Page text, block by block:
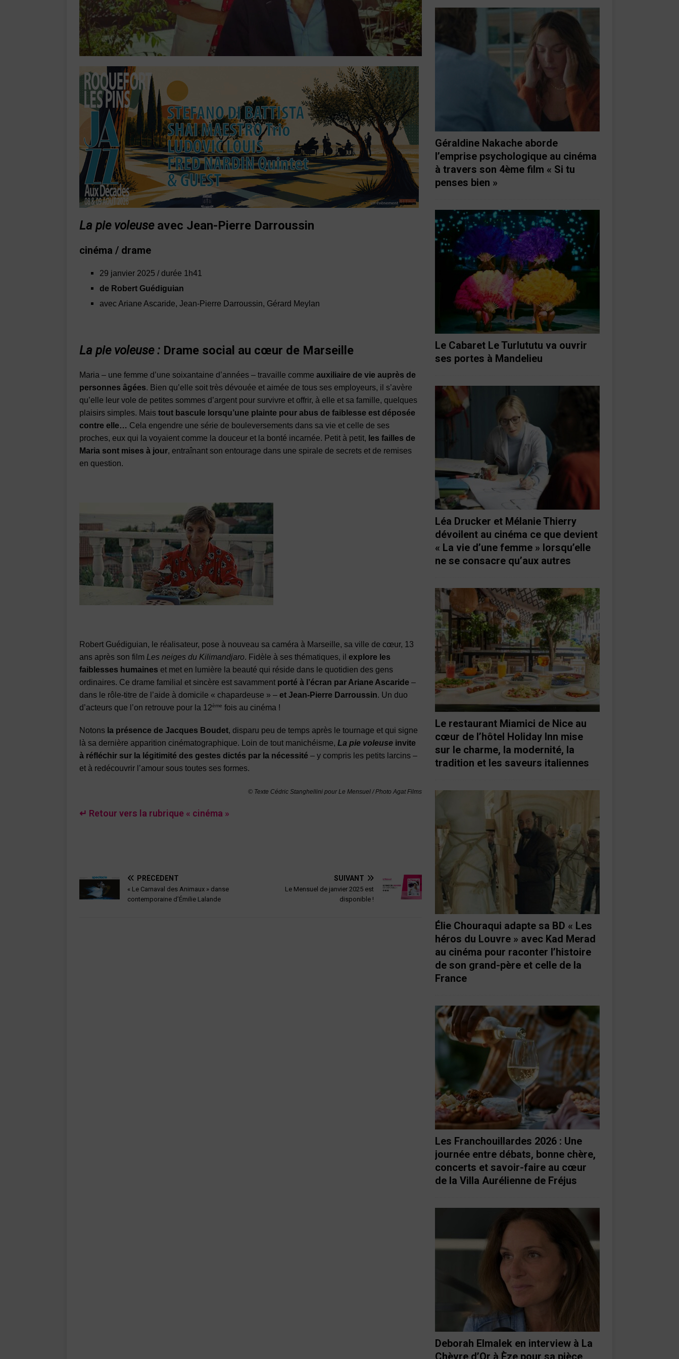
La pie voleuseavec Jean-Pierre Darroussin
cinéma / drame
29 janvier 2025 / durée 1h41
de Robert Guédiguian
avec Ariane Ascaride, Jean-Pierre Darroussin, Gérard Meylan
La pie voleuse : Drame social au cœur de Marseille
Maria – une femme d’une soixantaine d’années – travaille comme auxiliaire de vie auprès de
personnes âgées. Bien qu’elle soit très dévouée et aimée de tous ses employeurs, il s’avère
qu’elle leur vole de petites sommes d’argent pour survivre et offrir, à elle et sa famille, quelques
plaisirs simples. Mais tout bascule lorsqu’une plainte pour abus de faiblesse est déposée
contre elle… Cela engendre une série de bouleversements dans sa vie et celle de ses
proches, eux qui la voyaient comme la douceur et la bonté incarnée. Petit à petit, les failles de
Maria sont mises à jour, entraînant son entourage dans une spirale de secrets et de remises
en question.
Robert Guédiguian, le réalisateur, pose à nouveau sa caméra à Marseille, sa ville de cœur, 13
ans après son film Les neiges du Kilimandjaro. Fidèle à ses thématiques, il explore les
faiblesses humaines et met en lumière la beauté qui réside dans le quotidien des gens
ordinaires. Ce drame familial et sincère est savamment porté à l’écran par Ariane Ascaride –
dans le rôle-titre de l’aide à domicile « chapardeuse » – et Jean-Pierre Darroussin. Un duo
d’acteurs que l’on retrouve pour la 12ème fois au cinéma !
Notons la présence de Jacques Boudet, disparu peu de temps après le tournage et qui signe
là sa dernière apparition cinématographique. Loin de tout manichéisme, La pie voleuse invite
à réfléchir sur la légitimité des gestes dictés par la nécessité – y compris les petits larcins –
et à redécouvrir l’amour sous toutes ses formes.
© Texte Cédric Stanghellini pour Le Mensuel / Photo Agat Films
↵ Retour vers la rubrique « cinéma »
PRÉCÉDENT
« Le Carnaval des Animaux » danse
contemporaine d’Émilie Lalande
SUIVANT
Le Mensuel de janvier 2025 est
disponible !
Géraldine Nakache aborde
l’emprise psychologique au cinéma
à travers son 4ème film « Si tu
penses bien »
Le Cabaret Le Turlututu va ouvrir
ses portes à Mandelieu
Léa Drucker et Mélanie Thierry
dévoilent au cinéma ce que devient
« La vie d’une femme » lorsqu’elle
ne se consacre qu’aux autres
Le restaurant Miamici de Nice au
cœur de l’hôtel Holiday Inn mise
sur le charme, la modernité, la
tradition et les saveurs italiennes
Élie Chouraqui adapte sa BD « Les
héros du Louvre » avec Kad Merad
au cinéma pour raconter l’histoire
de son grand-père et celle de la
France
Les Franchouillardes 2026 : Une
journée entre débats, bonne chère,
concerts et savoir-faire au cœur
de la Villa Aurélienne de Fréjus
Deborah Elmalek en interview à La